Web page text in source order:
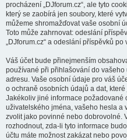
procházení „DJforum.cz“, ale tyto
který se zaobírá jen soubory, které
můžeme shromažďovat vaše osobní
Toto může zahrnovat: odeslání
„DJforum.cz“ a odeslání příspěvků
Váš účet bude přinejmenším
používané při přihlašování do
adresu. Vaše osobní údaje pro váš
o ochraně osobních údajů a dat,
Jakékoliv jiné informace požadované
uživatelského jména, vašeho hesla a
zvolit jako povinné nebo dobrovolné.
rozhodnout, zda-li tyto informace
účtu máte možnost zakázat nebo